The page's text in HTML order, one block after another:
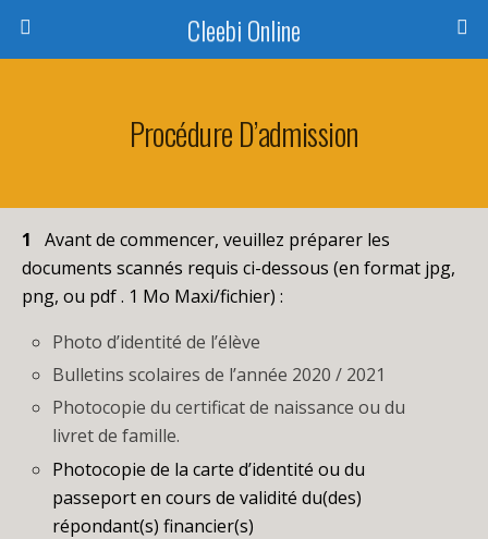
Cleebi Online
Procédure D’admission
1
Avant de commencer, veuillez préparer les
documents scannés requis ci-dessous (en format jpg,
png, ou pdf . 1 Mo Maxi/fichier) :
Photo d’identité de l’élève
Bulletins scolaires de l’année 2020 / 2021
Photocopie du certificat de naissance ou du
livret de famille.
Photocopie de la carte d’identité ou du
passeport en cours de validitédu(des)
répondant(s) financier(s)